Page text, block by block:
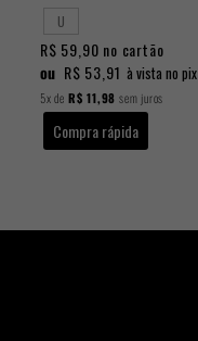
U
R$ 59,90 no cartão
ou R$ 53,91 à vista no pix
5xde R$ 11,98 sem juros
Compra rápida